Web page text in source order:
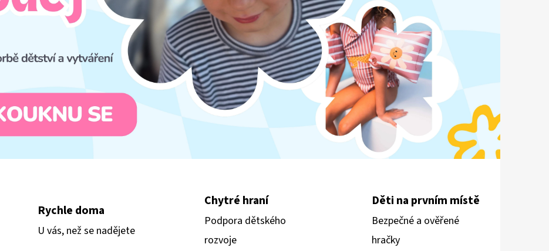
Rychle doma
U vás, než se nadějete
Chytré hraní
Podpora dětského
rozvoje
Děti na prvním místě
Bezpečné a ověřené
hračky
NORDICS KIDS BUBBLE GUM DĚTSKÁ ZUBNÍ COLOR KIDS DĚTSKÉ SANDÁLY PINK
LEMONADE
299 Kč